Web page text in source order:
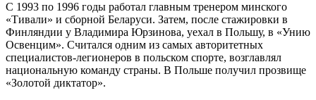
С 1993 по 1996 годы работал главным тренером минского
«Тивали» и сборной Беларуси. Затем, после стажировки в
Финляндии у Владимира Юрзинова, уехал в Польшу, в «Унию
Освенцим». Считался одним из самых авторитетных
специалистов-легионеров в польском спорте, возглавлял
национальную команду страны. В Польше получил прозвище
«Золотой диктатор».